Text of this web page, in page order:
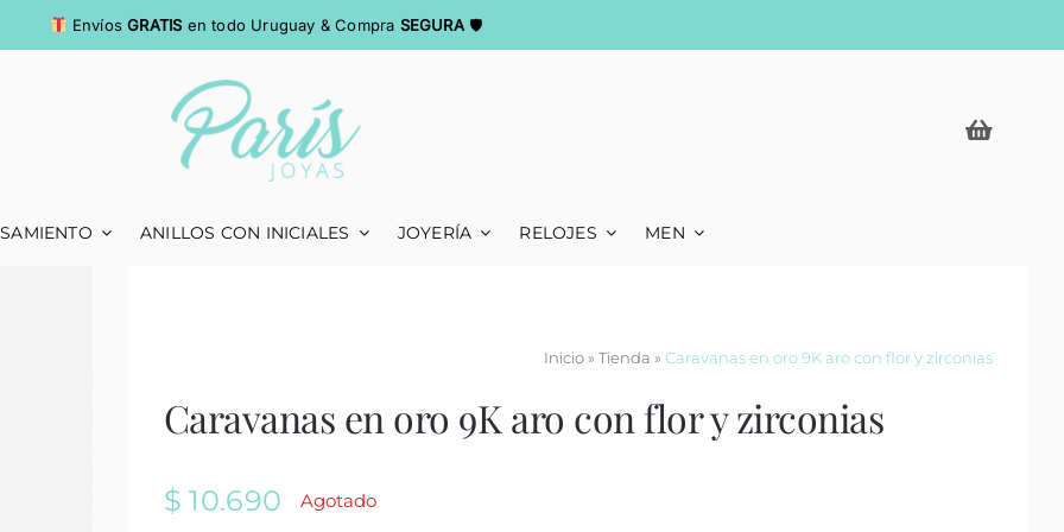
EnvíosGRATIS en todo Uruguay & Compra SEGURA🛡
ANILLOS CON INICIALES JOYERÍA RELOJES MEN
Inicio» Tienda » Caravanas en oro 9K aro con flor y zirconias
Caravanas en oro 9K aro con flor y zirconias
$ 10.690 Agotado